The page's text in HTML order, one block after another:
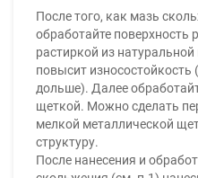
После того, как мазь
обработайте поверхность
растиркой из
повысит износостойкость
дольше). Далее
щеткой. Можно сделать
мелкой металлической
структуру.
После нанесения и